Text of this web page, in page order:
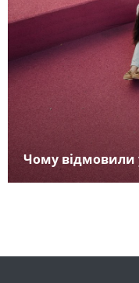
Чому відмовили